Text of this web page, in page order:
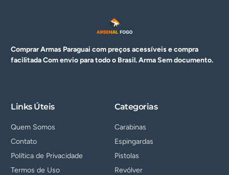
Comprar Armas Paraguai com preços acessíveis e compra
facilitada Com envio para todo o Brasil. ArmaSem documento.
Links Úteis
Quem Somos
Contato
Política de Privacidade
Termos de Uso
Categorias
Carabinas
Espingardas
Pistolas
Revólver